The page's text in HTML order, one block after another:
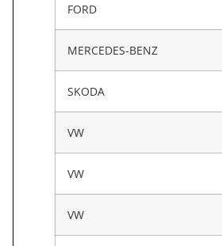
FORD
MERCEDES-BENZ
SKODA
VW
VW
VW